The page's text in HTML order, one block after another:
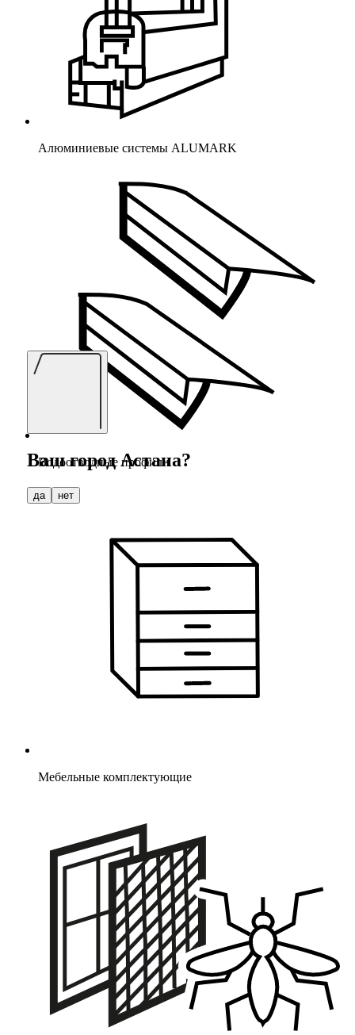
Алюминиевые системы ALUMARK
Водоотводные профили
Мебельные комплектующие
Ваш городАстана?
да нет